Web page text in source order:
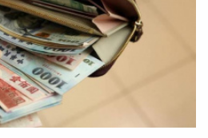
間就後悔了」。這也代表當年
不後悔」比例為47.7%。相較之
比例高達73%。yes123
大學志願時，若當時以「選系為
對要主修的東西，比較有興趣、
場方向比較清楚，難怪進入社會
例較低，更因為求學期間提前作